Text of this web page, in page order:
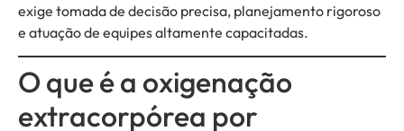
exige tomada de decisão precisa, planejamento rigoroso
e atuação de equipes altamente capacitadas.
O que é a oxigenação
extracorpórea por